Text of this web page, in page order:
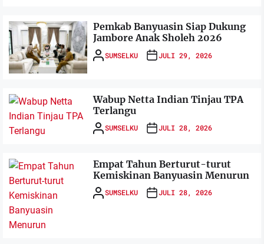
Pemkab Banyuasin Siap Dukung
Jambore Anak Sholeh 2026
SUMSELKU JULI 29, 2026
Wabup Netta Indian Tinjau TPA
Terlangu
SUMSELKU JULI 28, 2026
Empat Tahun Berturut-turut
Kemiskinan Banyuasin Menurun
SUMSELKU JULI 28, 2026